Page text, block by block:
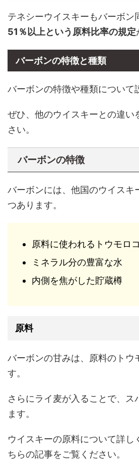
テネシーウイスキーもバーボン
51％以上という原料比率の規定
バーボンの特徴と種類
バーボンの特徴や種類について
ぜひ、他のウイスキーとの違い
さい。
バーボンの特徴
バーボンには、他国のウイスキ
つあります。
原料に使われるトウモロ
ミネラル分の豊富な水
内側を焦がした貯蔵樽
原料
バーボンの甘みは、原料のトウ
す。
さらにライ麦が入ることで、ス
ます。
ウイスキーの原料について詳し
ちらの記事をご覧ください。